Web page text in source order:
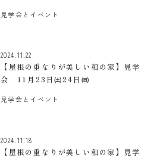
見学会とイベント
2024.11.22
【屋根の重なりが美しい和の家】見学
会 11月23日㈯24日㈰
見学会とイベント
2024.11.18
【屋根の重なりが美しい和の家】見学